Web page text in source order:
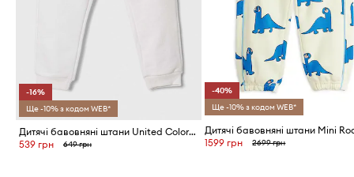
-16%
Ще -10% з кодом WEB*
Дитячі бавовняні штани United Colors of Benetton
539 грн
649 грн
-40%
Ще -10% з кодом WEB*
1599 грн 2699 грн